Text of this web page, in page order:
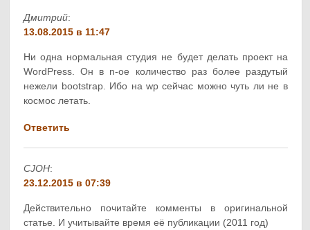
Дмитрий:
13.08.2015 в 11:47
Ни одна нормальная студия не будет делать проект на
WordPress. Он в n-ое количество раз более раздутый
нежели bootstrap. Ибо на wp сейчас можно чуть ли не в
космос летать.
Ответить
CJOH:
23.12.2015 в 07:39
Действительно почитайте комменты в оригинальной
статье. И учитывайте время её публикации (2011 год)